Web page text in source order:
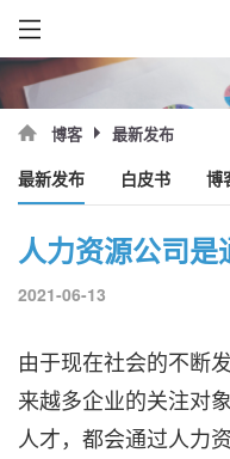
博客 最新发布
最新发布 白皮书 博
人力资源公司是
2021-06-13
由于现在社会的不断发
来越多企业的关注对
人才，都会通过人力